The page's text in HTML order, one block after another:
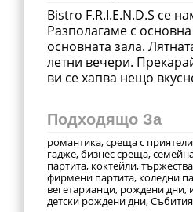
Bistro F.R.I.E.N.D.S се
Разполагаме с
основната зала.
летни вечери.
ви се хапва нещо
Подходящо За
романтика, среща с
гадже, бизнес среща,
партита, коктейли,
фирмени партита, коледни
вегетарианци, рождени
детски рождени дни,